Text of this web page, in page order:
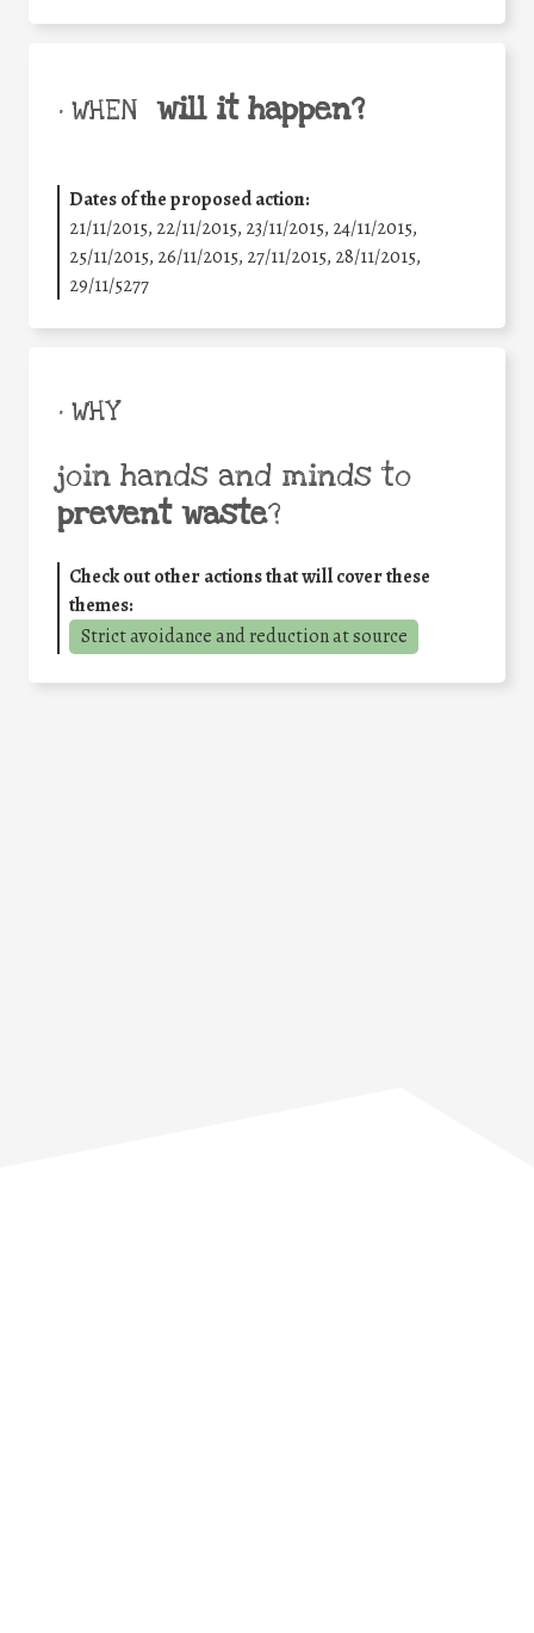
• WHEN will it happen?
Dates of the proposed action:
21/11/2015, 22/11/2015, 23/11/2015, 24/11/2015,
25/11/2015, 26/11/2015, 27/11/2015, 28/11/2015,
29/11/5277
• WHY
join hands and minds to
prevent waste?
Check out other actions that will cover these
themes:
Strict avoidance and reduction at source